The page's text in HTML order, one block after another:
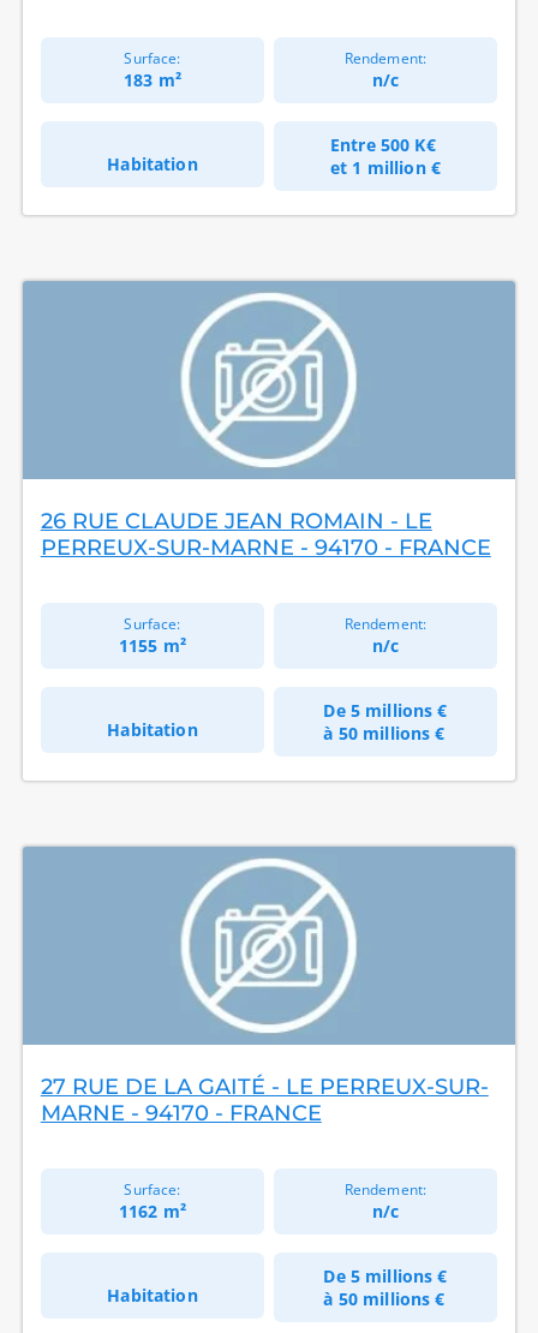
Surface:
183 m²
Rendement:
n/c
Habitation
Entre 500 K€
et 1 million €
26 RUE CLAUDE JEAN ROMAIN - LE
PERREUX-SUR-MARNE - 94170 - FRANCE
Surface:
1155 m²
Rendement:
n/c
Habitation
De 5 millions €
à 50 millions €
27 RUE DE LA GAITÉ - LE PERREUX-SUR-
MARNE - 94170 - FRANCE
Surface:
1162 m²
Rendement:
n/c
Habitation
De 5 millions €
à 50 millions €